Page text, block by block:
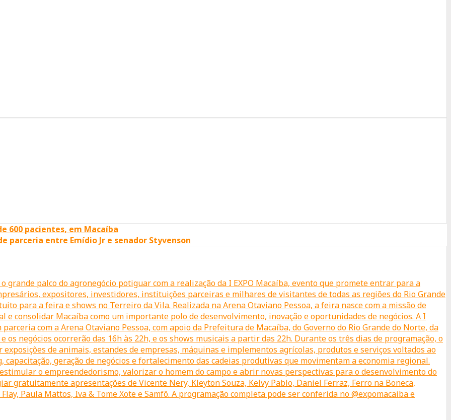
600 pacientes, em Macaíba
parceria entre Emídio Jr e senador Styvenson